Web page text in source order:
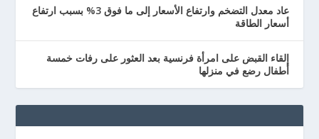
عاد معدل التضخم وارتفاع الأسعار إلى ما فوق 3% بسبب ارتفاع
أسعار الطاقة
إلقاء القبض على امرأة فرنسية بعد العثور على رفات خمسة
أطفال رضع في منزلها